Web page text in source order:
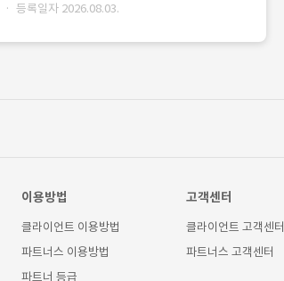
· 등록일자 2026.08.03.
이용방법
클라이언트 이용방법
파트너스 이용방법
파트너 등급
고객센터
클라이언트 고객센터
파트너스 고객센터